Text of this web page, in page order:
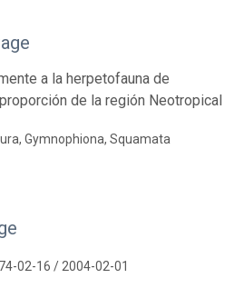
a la herpetofauna de
de la región Neotropical
Gymnophiona, Squamata
02-16 / 2004-02-01